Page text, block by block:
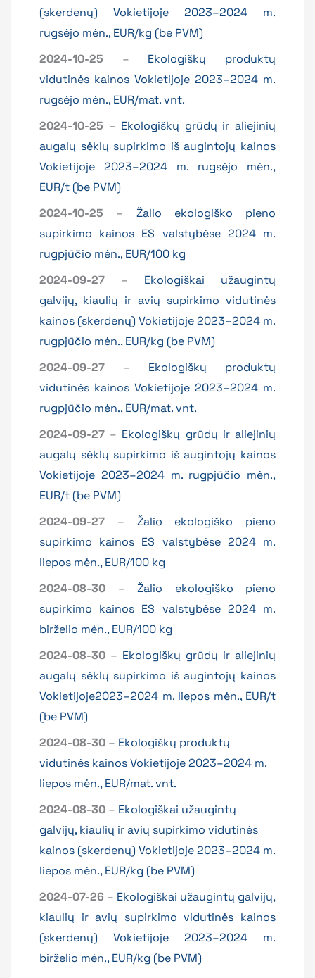
(skerdenų) Vokietijoje 2023–2024 m.
rugsėjo mėn., EUR/kg (be PVM)
2024-10-25 – Ekologiškų produktų
vidutinės kainos Vokietijoje 2023–2024 m.
rugsėjo mėn., EUR/mat. vnt.
2024-10-25 – Ekologiškų grūdų ir aliejinių
augalų sėklų supirkimo iš augintojų kainos
Vokietijoje 2023–2024 m. rugsėjo mėn.,
EUR/t (be PVM)
2024-10-25 – Žalio ekologiško pieno
supirkimo kainos ES valstybėse 2024 m.
rugpjūčio mėn., EUR/100 kg
2024-09-27 – Ekologiškai užaugintų
galvijų, kiaulių ir avių supirkimo vidutinės
kainos (skerdenų) Vokietijoje 2023–2024 m.
rugpjūčio mėn., EUR/kg (be PVM)
2024-09-27 – Ekologiškų produktų
vidutinės kainos Vokietijoje 2023–2024 m.
rugpjūčio mėn., EUR/mat. vnt.
2024-09-27 – Ekologiškų grūdų ir aliejinių
augalų sėklų supirkimo iš augintojų kainos
Vokietijoje 2023–2024 m. rugpjūčio mėn.,
EUR/t (be PVM)
2024-09-27 – Žalio ekologiško pieno
supirkimo kainos ES valstybėse 2024 m.
liepos mėn., EUR/100 kg
2024-08-30 – Žalio ekologiško pieno
supirkimo kainos ES valstybėse 2024 m.
birželio mėn., EUR/100 kg
2024-08-30 – Ekologiškų grūdų ir aliejinių
augalų sėklų supirkimo iš augintojų kainos
Vokietijoje2023–2024 m. liepos mėn., EUR/t
(be PVM)
2024-08-30 – Ekologiškų produktų
vidutinės kainos Vokietijoje 2023–2024 m.
liepos mėn., EUR/mat. vnt.
2024-08-30 – Ekologiškai užaugintų
galvijų, kiaulių ir avių supirkimo vidutinės
kainos (skerdenų) Vokietijoje 2023–2024 m.
liepos mėn., EUR/kg (be PVM)
2024-07-26 – Ekologiškai užaugintų galvijų,
kiaulių ir avių supirkimo vidutinės kainos
(skerdenų) Vokietijoje 2023–2024 m.
birželio mėn., EUR/kg (be PVM)